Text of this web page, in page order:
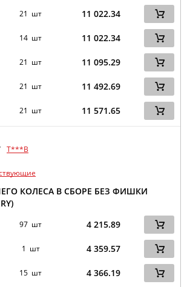
21 шт 11 022.34
14 шт 11 022.34
21 шт 11 095.29
21 шт 11 492.69
21 шт 11 571.65
T***B
КОЛЕСА В СБОРЕ БЕЗ ФИШКИ
97 шт 4 215.89
1 шт 4 359.57
15 шт 4 366.19